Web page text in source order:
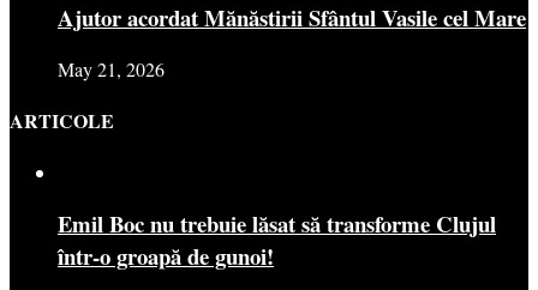
Ajutor acordat Mănăstirii Sfântul Vasile cel Mare
May 21, 2026
ARTICOLE
Emil Boc nu trebuie lăsat să transforme Clujul
într-o groapă de gunoi!